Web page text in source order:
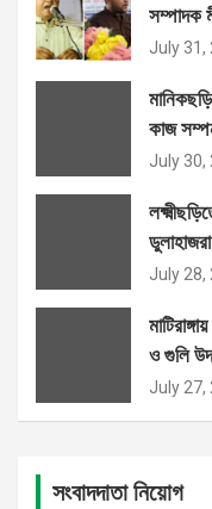
সম্পাদক
July 31,
কাজ
July 30,
July 28,
ও গুলি
July 27,
সংবাদদাতা নিয়োগ